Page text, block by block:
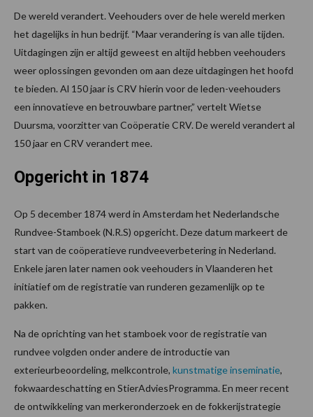
De wereld verandert. Veehouders over de hele wereld merken
het dagelijks in hun bedrijf. “Maar verandering is van alle tijden.
Uitdagingen zijn er altijd geweest en altijd hebben veehouders
weer oplossingen gevonden om aan deze uitdagingen het hoofd
te bieden. Al 150 jaar is CRV hierin voor de leden-veehouders
een innovatieve en betrouwbare partner,” vertelt Wietse
Duursma, voorzitter van Coöperatie CRV. De wereld verandert al
150 jaar en CRV verandert mee.
Opgericht in 1874
Op 5 december 1874 werd in Amsterdam het Nederlandsche
Rundvee-Stamboek (N.R.S) opgericht. Deze datum markeert de
start van de coöperatieve rundveeverbetering in Nederland.
Enkele jaren later namen ook veehouders in Vlaanderen het
initiatief om de registratie van runderen gezamenlijk op te
pakken.
Na de oprichting van het stamboek voor de registratie van
rundvee volgden onder andere de introductie van
exterieurbeoordeling, melkcontrole, kunstmatige inseminatie,
fokwaardeschatting en StierAdviesProgramma. En meer recent
de ontwikkeling van merkeronderzoek en de fokkerijstrategie